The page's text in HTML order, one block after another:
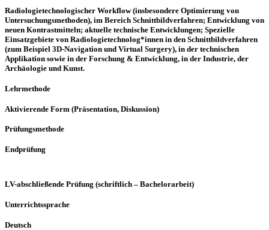
Radiologietechnologischer Workflow (insbesondere Optimierung von
Untersuchungsmethoden), im Bereich Schnittbildverfahren; Entwicklung von
neuen Kontrastmitteln; aktuelle technische Entwicklungen; Spezielle
Einsatzgebiete von Radiologietechnolog*innen in den Schnittbildverfahren
(zum Beispiel 3D-Navigation und Virtual Surgery), in der technischen
Applikation sowie in der Forschung & Entwicklung, in der Industrie, der
Archäologie und Kunst.
Lehrmethode
Aktivierende Form (Präsentation, Diskussion)
Prüfungsmethode
Endprüfung
LV-abschließende Prüfung (schriftlich – Bachelorarbeit)
Unterrichtssprache
Deutsch